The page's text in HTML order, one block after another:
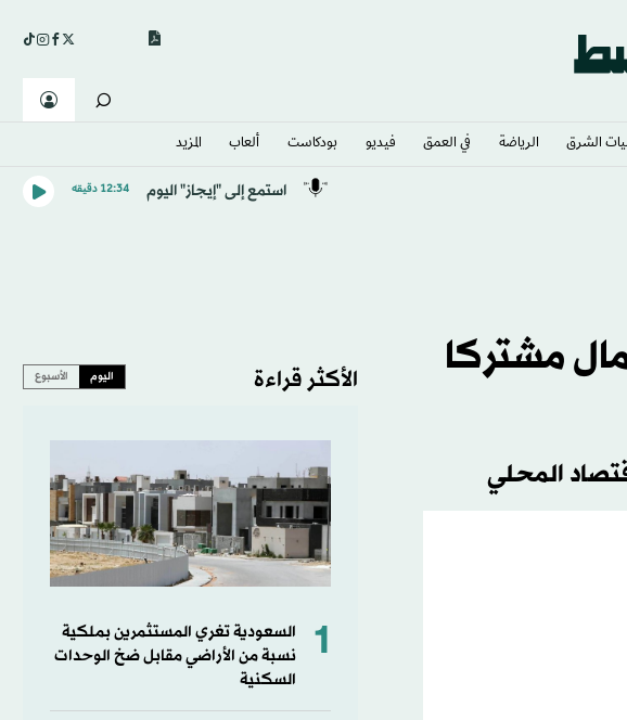
الشرق​ الرياضة في العمق فيديو بودكاست ألعاب المزيد
استمع إلى "إيجاز" اليوم 12:34 دقيقه
20 مجلس أعمال مشتركا
المحلي
الأكثر قراءة اليوم الأسبوع
1
السعودية تغري المستثمرين بملكية
نسبة من الأراضي مقابل ضخ الوحدات
السكنية